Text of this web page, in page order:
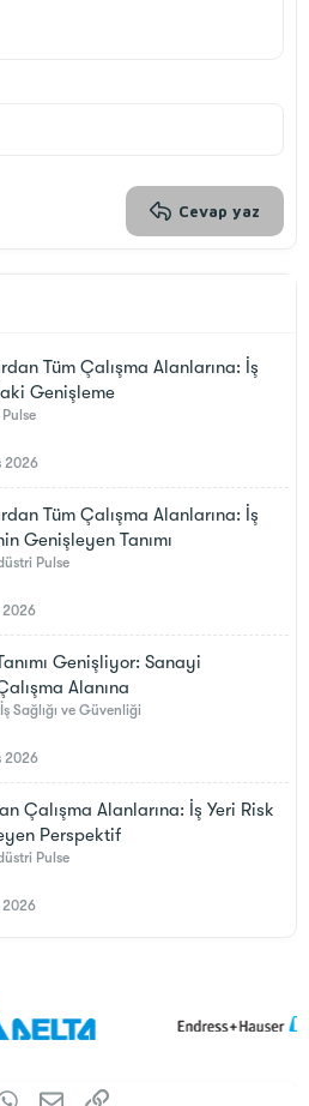
Cevap yaz
Tüm Çalışma Alanlarına: İş
Genişleme
2026
Tüm Çalışma Alanlarına: İş
Genişleyen Tanımı
Pulse
2026
Genişliyor: Sanayi
Alanına
İş Sağlığı ve Güvenliği
2026
Çalışma Alanlarına: İş Yeri Risk
Perspektif
Pulse
2026
WhatsApp
E-postaLink